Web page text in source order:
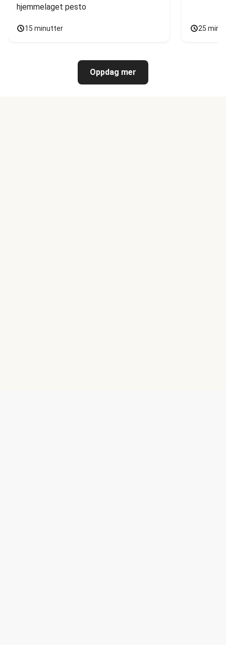
hjemmelaget pesto
15 minutter 25
Oppdag mer